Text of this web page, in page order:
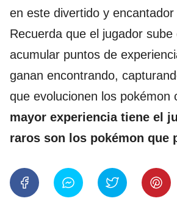
en este divertido y encantador
Recuerda que el jugador sube
acumular puntos de
ganan encontrando,
que evolucionen los pokémon
mayor experiencia tiene el
raros son los pokémon que